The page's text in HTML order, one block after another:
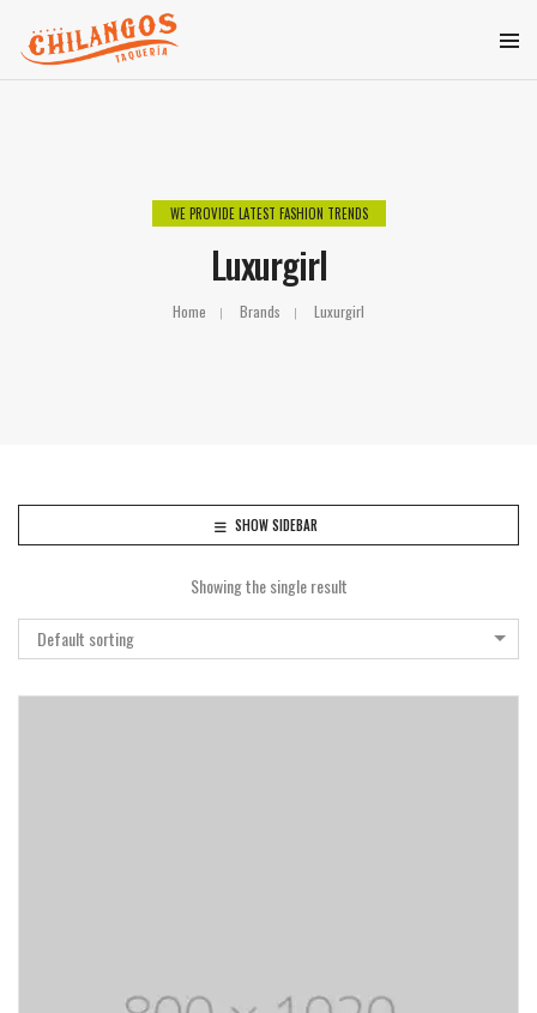
WE PROVIDE LATEST FASHION TRENDS
Luxurgirl
Home Brands Luxurgirl
SHOW SIDEBAR
Showing the single result
Default sorting